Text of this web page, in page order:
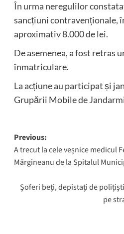
În urma neregulilor
sancțiuni contravenționale,
aproximativ 8.000 de lei.
De asemenea, a fost retras
înmatriculare.
La acțiune au participat și
Grupării Mobile de
Post
navigation
Previous:
A trecut la cele veșnice medicul
Mărgineanu de la Spitalul
Șoferi beți, depistați de
pe